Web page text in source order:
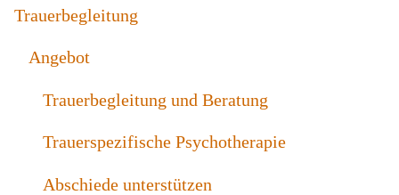
Trauerbegleitung
Angebot
Trauerbegleitung und Beratung
Trauerspezifische Psychotherapie
Abschiede unterstützen